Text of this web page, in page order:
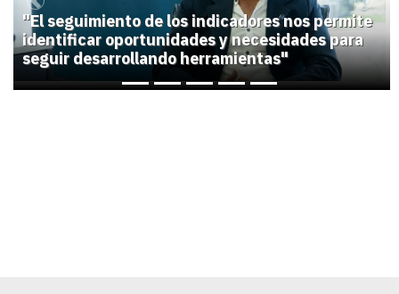
"El seguimiento de los indicadores nos permite
identificar oportunidades y necesidades para
seguir desarrollando herramientas"
Previous Next